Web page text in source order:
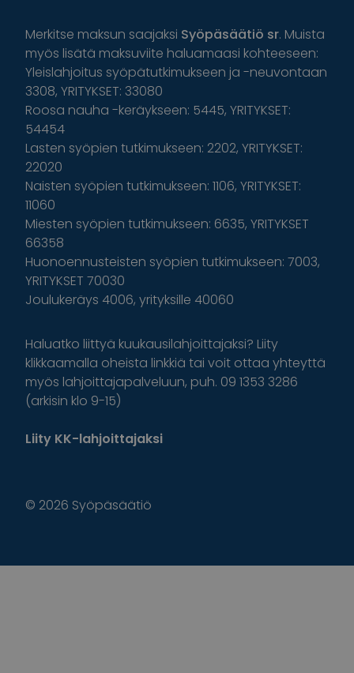
Merkitse maksun saajaksi Syöpäsäätiö sr. Muista
myös lisätä maksuviite haluamaasi kohteeseen:
Yleislahjoitus syöpätutkimukseen ja -neuvontaan
3308, YRITYKSET: 33080
Roosa nauha -keräykseen: 5445, YRITYKSET:
54454
Lasten syöpien tutkimukseen: 2202, YRITYKSET:
22020
Naisten syöpien tutkimukseen: 1106, YRITYKSET:
11060
Miesten syöpien tutkimukseen: 6635, YRITYKSET
66358
Huonoennusteisten syöpien tutkimukseen: 7003,
YRITYKSET 70030
Joulukeräys 4006, yrityksille 40060
Haluatko liittyä kuukausilahjoittajaksi? Liity
klikkaamalla oheista linkkiä tai voit ottaa yhteyttä
myös lahjoittajapalveluun, puh. 09 1353 3286
(arkisin klo 9-15)
Liity KK-lahjoittajaksi
© 2026 Syöpäsäätiö